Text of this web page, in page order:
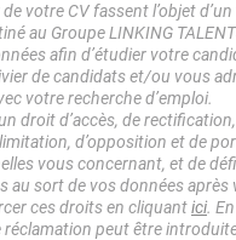
votre CV fassent l’objet
au Groupe LINKING
afin d’étudier votre
de candidats et/ou vous
votre recherche d’emploi.
droit d’accès, de rectification,
d’opposition et de
vous concernant, et de
au sort de vos données après
ces droits en cliquantici.
peut être